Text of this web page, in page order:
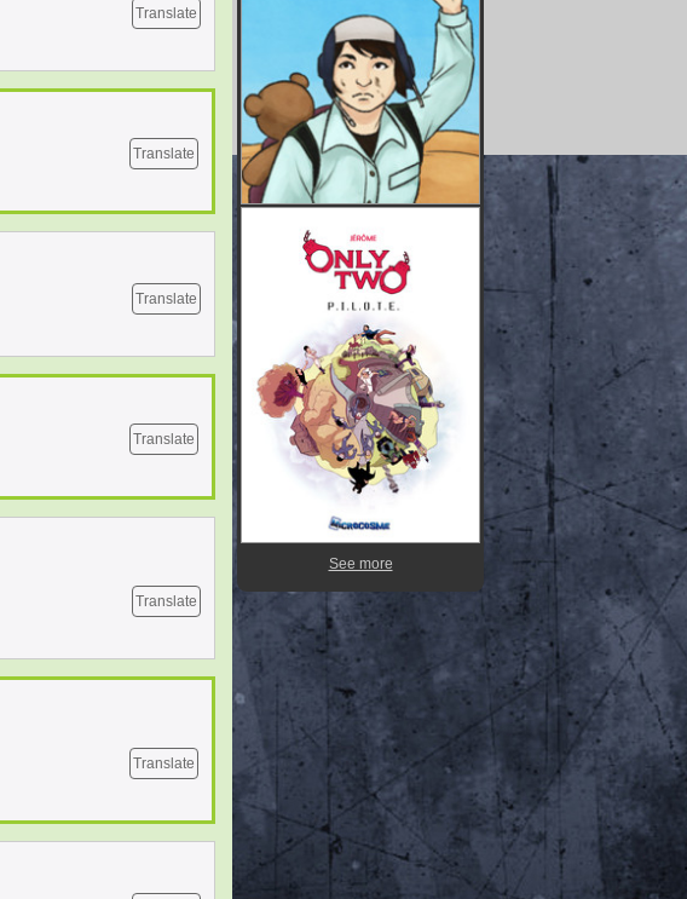
Translate
Translate
Translate
Translate
Translate
Translate
See more